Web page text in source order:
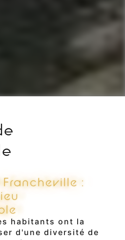
:
habitants ont la
d'une diversité de